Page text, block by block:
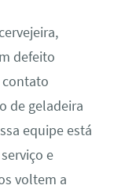
defeito
contato
de geladeira
equipe está
e
voltem a